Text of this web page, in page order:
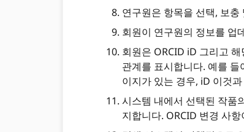
연구원은 항목을 선택, 보충
회원이 연구원의 정보를 업
회원은 ORCID iD 그리고
관계를 표시합니다. 예를
이지가 있는 경우, iD 이것
시스템 내에서 선택된 작품
지합니다. ORCID 변경 사